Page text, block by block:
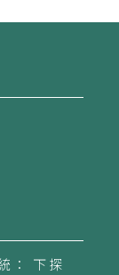
： 下探